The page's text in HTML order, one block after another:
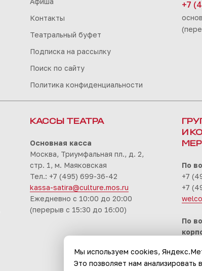
Контакты
Театральный буфет
Подписка на рассылку
Поиск по сайту
Политика конфиденциальности
+7
КАССЫ ТЕАТРА
Основная касса
Москва, Триумфальная пл., д. 2,
стр. 1, м. Маяковская
Тел.: +7 (495) 699-36-42
kassa-satira@culture.mos.ru
Ежедневно с 10:00 до 20:00
(перерыв с 15:30 до 16:00)
И
По
+7
+7
По
Мы используем cookies,
Это позволяет нам анализировать